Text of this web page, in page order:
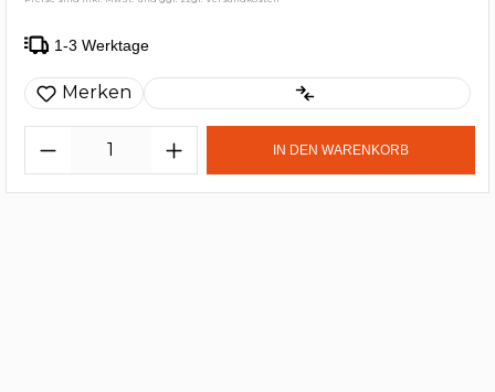
1-3 Werktage
Merken
IN DEN WARENKORB